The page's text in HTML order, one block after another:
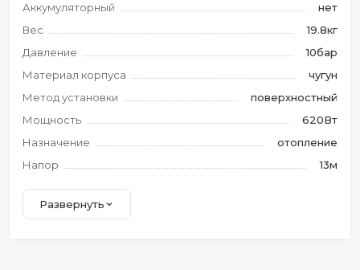
Аккумуляторный
нет
Вес
19.8кг
Давление
10бар
Материал корпуса
чугун
Метод установки
поверхностный
Мощность
620Вт
Назначение
отопление
Напор
13м
Развернуть